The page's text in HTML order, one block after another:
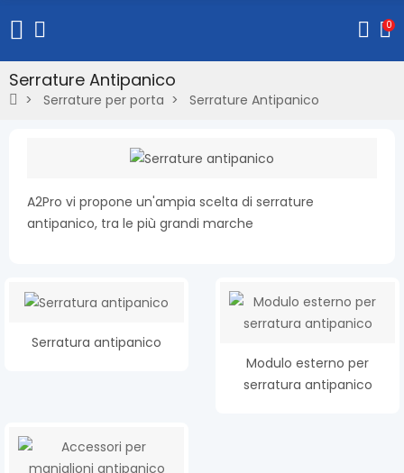
0
Serrature Antipanico
Serrature per porta Serrature Antipanico
A2Pro vi propone un'ampia scelta di serrature
antipanico, tra le più grandi marche
Serratura antipanico
Modulo esterno per
serratura antipanico